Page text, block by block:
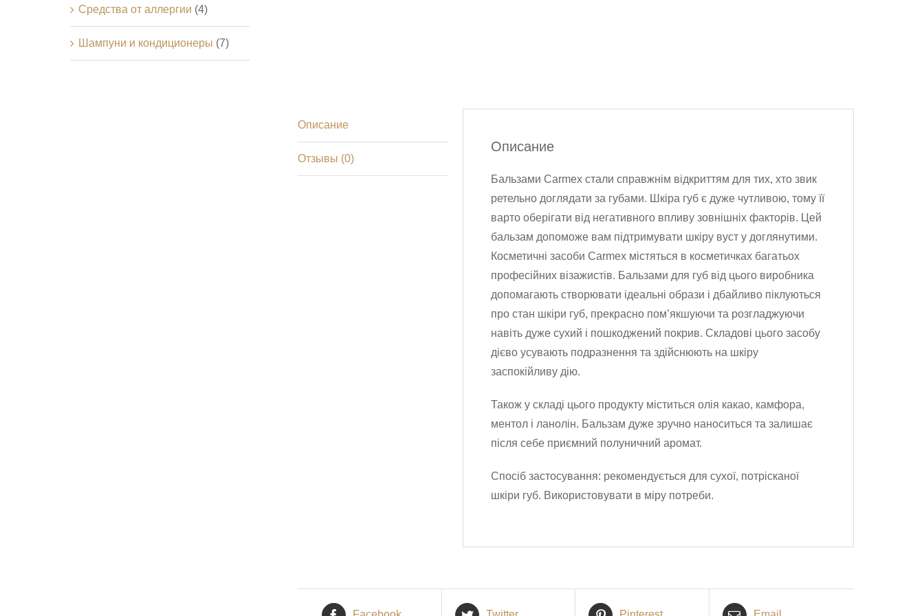
Описание
Отзывы (0)
Описание
Бальзами Carmex стали справжнім відкриттям для тих, хто звик
ретельно доглядати за губами. Шкіра губ є дуже чутливою, тому її
варто оберігати від негативного впливу зовнішніх факторів. Цей
бальзам допоможе вам підтримувати шкіру вуст у доглянутими.
Косметичні засоби Carmex містяться в косметичках багатьох
професійних візажистів. Бальзами для губ від цього виробника
допомагають створювати ідеальні образи і дбайливо піклуються
про стан шкіри губ, прекрасно пом’якшуючи та розгладжуючи
навіть дуже сухий і пошкоджений покрив. Складові цього засобу
дієво усувають подразнення та здійснюють на шкіру
заспокійливу дію.
Також у складі цього продукту міститься олія какао, камфора,
ментол і ланолін. Бальзам дуже зручно наноситься та залишає
після себе приємний полуничний аромат.
Спосіб застосування: рекомендується для сухої, потрісканої
шкіри губ. Використовувати в міру потреби.
Средства от аллергии (4)
Шампуни и кондиционеры (7)